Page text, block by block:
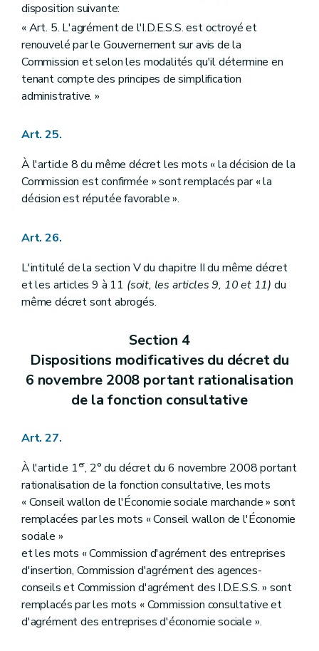
disposition suivante:
« Art. 5. L'agrément de l'I.D.E.S.S. est octroyé et
renouvelé par le Gouvernement sur avis de la
Commission et selon les modalités qu'il détermine en
tenant compte des principes de simplification
administrative. »
Art. 25.
À l'article 8 du même décret les mots « la décision de la
Commission est confirmée » sont remplacés par « la
décision est réputée favorable ».
Art. 26.
L'intitulé de la section V du chapitre II du même décret
et les articles 9 à 11 (soit, les articles 9, 10 et 11) du
même décret sont abrogés.
Section 4
Dispositions modificatives du décret du
6 novembre 2008 portant rationalisation
de la fonction consultative
Art. 27.
À l'article 1er, 2° du décret du 6 novembre 2008 portant
rationalisation de la fonction consultative, les mots
« Conseil wallon de l'Économie sociale marchande » sont
remplacées par les mots « Conseil wallon de l'Économie
sociale »
et les mots « Commission d'agrément des entreprises
d'insertion, Commission d'agrément des agences-
conseils et Commission d'agrément des I.D.E.S.S. » sont
remplacés par les mots « Commission consultative et
d'agrément des entreprises d'économie sociale ».